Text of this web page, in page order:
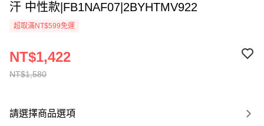
汗 中性款|FB1NAF07|2BYHTMV922
超取滿NT$599免運
NT$1,580
NT$1,422
請選擇商品選項